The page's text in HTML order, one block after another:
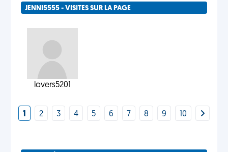
JENNI5555 - VISITES SUR LA PAGE
lovers5201
1 2 3 4 5 6 7 8 9 10